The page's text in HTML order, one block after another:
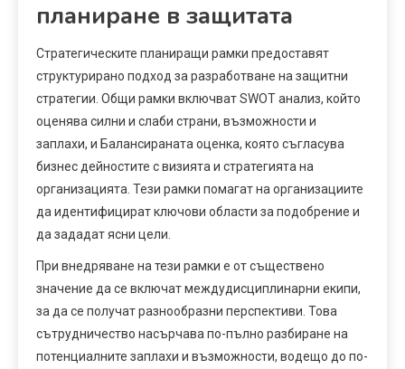
планиране в защитата
Стратегическите планиращи рамки предоставят
структурирано подход за разработване на защитни
стратегии. Общи рамки включват SWOT анализ, който
оценява силни и слаби страни, възможности и
заплахи, и Балансираната оценка, която съгласува
бизнес дейностите с визията и стратегията на
организацията. Тези рамки помагат на организациите
да идентифицират ключови области за подобрение и
да зададат ясни цели.
При внедряване на тези рамки е от съществено
значение да се включат междудисциплинарни екипи,
за да се получат разнообразни перспективи. Това
сътрудничество насърчава по-пълно разбиране на
потенциалните заплахи и възможности, водещо до по-